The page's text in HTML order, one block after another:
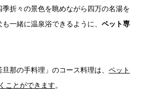
折々の景色を眺めながら四万の名湯を
一緒に温泉浴できるように、 ペット専
旦那の手料理」のコース料理は、 ペット
ことができます。